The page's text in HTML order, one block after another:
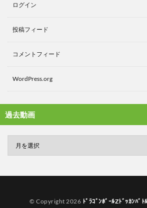
ログイン
投稿フィード
コメントフィード
WordPress.org
過去動画
© Copyright 2026 ﾄﾞﾗｺﾞﾝﾎﾞｰﾙZﾄﾞｯｶﾝﾊﾞ